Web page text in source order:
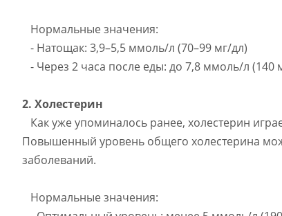
Нормальные значения:
- Натощак: 3,9–5,5 ммоль/л (70–99 мг/дл)
- Через 2 часа после еды: до 7,8 ммоль/л (140
2. Холестерин
Как уже упоминалось ранее, холестерин
Повышенный уровень общего холестерина
заболеваний.
Нормальные значения: